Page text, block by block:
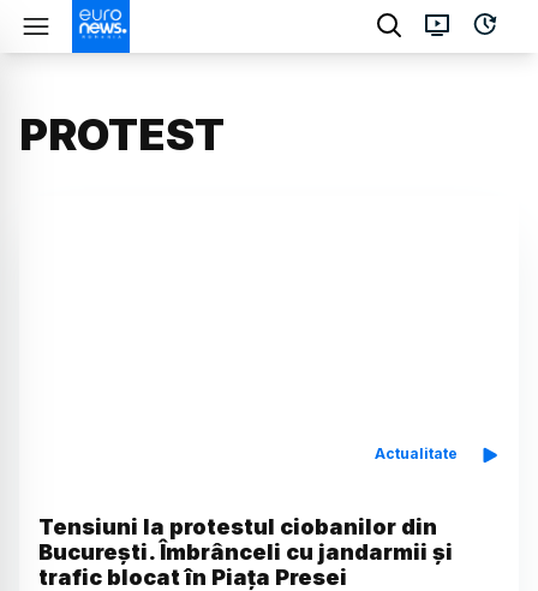
PROTEST
Actualitate
Tensiuni la protestul ciobanilor din
București. Îmbrânceli cu jandarmii și
trafic blocat în Piața Presei